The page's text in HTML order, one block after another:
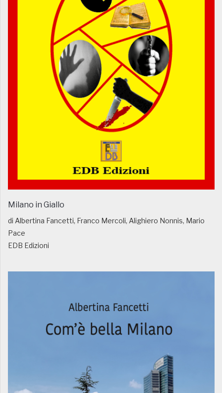
Milano in Giallo
di Albertina Fancetti, Franco Mercoli, Alighiero Nonnis, Mario
Pace
EDB Edizioni